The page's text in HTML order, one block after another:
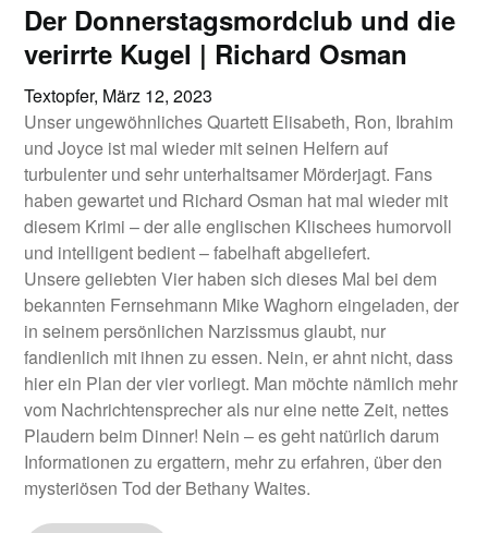
Der Donnerstagsmordclub und die
verirrte Kugel | Richard Osman
Textopfer, März 12, 2023
Unser ungewöhnliches Quartett Elisabeth, Ron, Ibrahim
und Joyce ist mal wieder mit seinen Helfern auf
turbulenter und sehr unterhaltsamer Mörderjagt. Fans
haben gewartet und Richard Osman hat mal wieder mit
diesem Krimi – der alle englischen Klischees humorvoll
und intelligent bedient – fabelhaft abgeliefert.
Unsere geliebten Vier haben sich dieses Mal bei dem
bekannten Fernsehmann Mike Waghorn eingeladen, der
in seinem persönlichen Narzissmus glaubt, nur
fandienlich mit ihnen zu essen. Nein, er ahnt nicht, dass
hier ein Plan der vier vorliegt. Man möchte nämlich mehr
vom Nachrichtensprecher als nur eine nette Zeit, nettes
Plaudern beim Dinner! Nein – es geht natürlich darum
Informationen zu ergattern, mehr zu erfahren, über den
mysteriösen Tod der Bethany Waites.